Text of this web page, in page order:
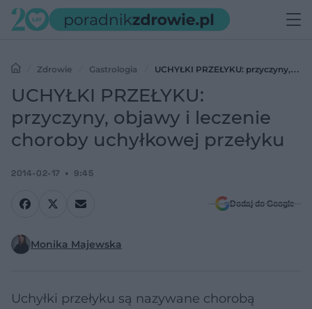
Zdrowie Gastrologia
UCHYŁKI PRZEŁYKU: przyczyny,
objawy i leczenie choroby uchyłkowej przełyku
UCHYŁKI PRZEŁYKU:
przyczyny, objawy i leczenie
choroby uchyłkowej przełyku
2014-02-17 9:45
Dodaj do Google
Monika Majewska
Uchyłki przełyku są nazywane chorobą